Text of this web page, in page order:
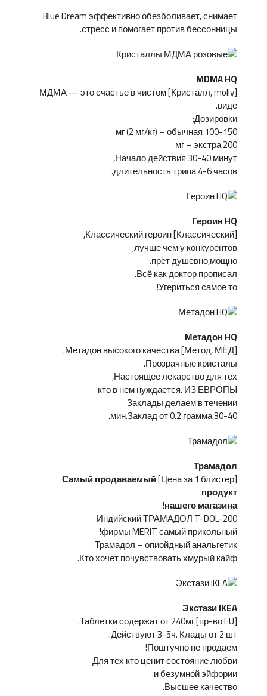
Blue Dream эффективно обезболивает, снимает
стресс и помогает против бессонницы.
MDMA HQ
[Кристалл, molly] МДМА — это счастье в чистом
виде.
Дозировки:
100-150 мг (2 мг/кг) – обычная
200 мг – экстра
Начало действия 30-40 минут,
длительность трипа 4-6 часов.
Героин HQ
[Классический] Классический героин,
лучше чем у конкурентов,
прёт душевно,мощно.
Всё как доктор прописал.
Угериться самое то!
Метадон HQ
[Метод, МЁД] Метадон высокого качества.
Прозрачные кристалы.
Настоящее лекарство для тех,
кто в нем нуждается. ИЗ ЕВРОПЫ
Заклады делаем в течении
30-40 мин.Заклад от 0.2 грамма.
Трамадол
[Цена за 1 блистер]
Самый продаваемый
продукт
нашего магазина!
Индийский ТРАМАДОЛ T-DOL-200
фирмы MERIT самый прикольный!
Трамадол – опиойдный анальгетик.
Кто хочет почувствовать хмурый кайф.
Экстази IKEA
[пр-во EU] Таблетки содержат от 240мг.
Действуют 3-5ч. Клады от 2 шт.
Поштучно не продаем!
Для тех кто ценит состояние любви
и безумной эйфории.
Высшее качество.